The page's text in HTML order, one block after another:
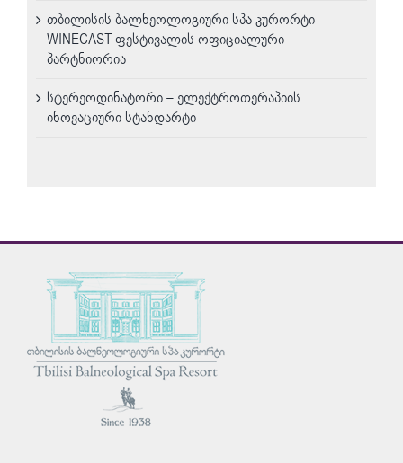
თბილისის ბალნეოლოგიური სპა კურორტი
WINECAST ფესტივალის ოფიციალური
პარტნიორია
სტერეოდინატორი – ელექტროთერაპიის
ინოვაციური სტანდარტი